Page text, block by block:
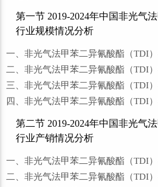
第一节 2019-2024年中国非光气
行业规模情况分析
一、非光气法甲苯二异氰酸酯（TDI
二、非光气法甲苯二异氰酸酯（TDI
三、非光气法甲苯二异氰酸酯（TDI
四、非光气法甲苯二异氰酸酯（TDI
第二节 2019-2024年中国非光气
行业产销情况分析
一、非光气法甲苯二异氰酸酯（TDI
二、非光气法甲苯二异氰酸酯（TDI